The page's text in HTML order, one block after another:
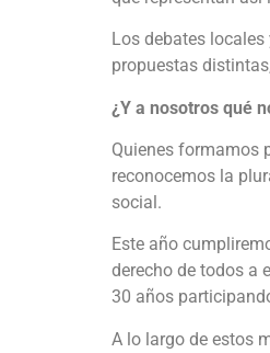
Los debates
propuestas
¿Y a nosotros qué
Quienes formamos
reconocemos la
social.
Este año
derecho de todos a
30 años
A lo largo de estos